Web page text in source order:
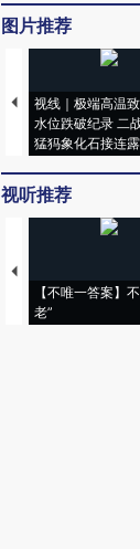
图片推荐
视线｜极端高温
水位跌破纪录 二
猛犸象化石接连
视听推荐
【不唯一答案】
老”